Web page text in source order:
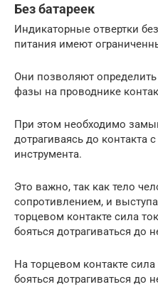
Без батареек
Индикаторные отвертки
питания имеют
Они позволяют определить
фазы на проводнике
При этом необходимо
дотрагиваясь до контакта
инструмента.
Это важно, так как тело
сопротивлением, и
торцевом контакте сила
бояться дотрагиваться до
На торцевом контакте
бояться дотрагиваться до